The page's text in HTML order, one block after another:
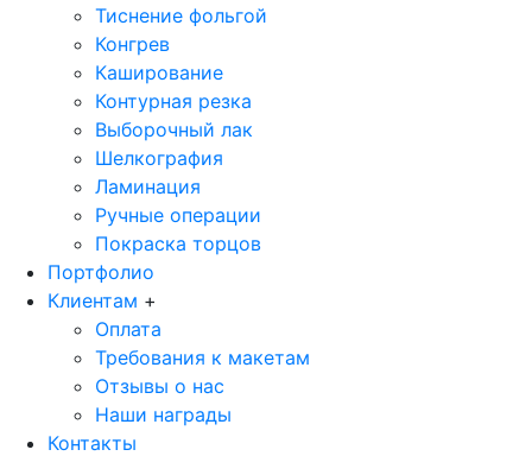
Тиснение фольгой
Конгрев
Каширование
Контурная резка
Выборочный лак
Шелкография
Ламинация
Ручные операции
Покраска торцов
Портфолио
Клиентам +
Оплата
Требования к макетам
Отзывы о нас
Наши награды
Контакты